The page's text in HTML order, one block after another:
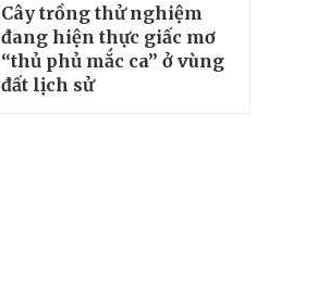
Cây trồng thử nghiệm
đang hiện thực giấc mơ
“thủ phủ mắc ca” ở vùng
đất lịch sử